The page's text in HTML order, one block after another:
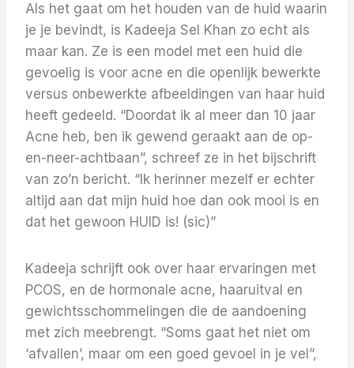
Als het gaat om het houden van de huid waarin
je je bevindt, is Kadeeja Sel Khan zo echt als
maar kan. Ze is een model met een huid die
gevoelig is voor acne en die openlijk bewerkte
versus onbewerkte afbeeldingen van haar huid
heeft gedeeld. “Doordat ik al meer dan 10 jaar
Acne heb, ben ik gewend geraakt aan de op-
en-neer-achtbaan”, schreef ze in het bijschrift
van zo’n bericht. “Ik herinner mezelf er echter
altijd aan dat mijn huid hoe dan ook mooi is en
dat het gewoon HUID is! (sic)”
Kadeeja schrijft ook over haar ervaringen met
PCOS, en de hormonale acne, haaruitval en
gewichtsschommelingen die de aandoening
met zich meebrengt. “Soms gaat het niet om
‘afvallen’, maar om een ​​goed gevoel in je vel”,